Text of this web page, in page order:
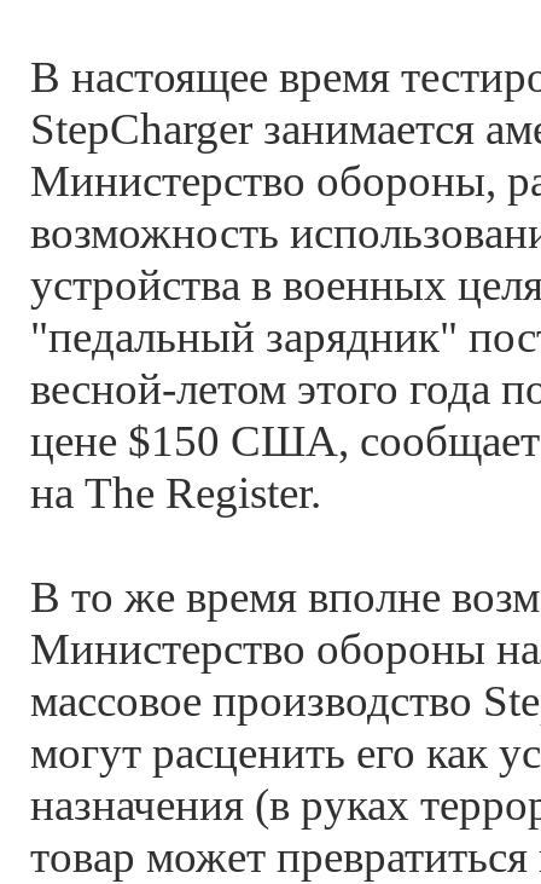
В настоящее время
StepCharger занимается
Министерство обороны,
возможность
устройства в военных
"педальный зарядник"
весной-летом этого года
цене $150 США, сообщает
на The Register.
В то же время вполне
Министерство обороны
массовое производство
могут расценить его как
назначения (в руках
товар может